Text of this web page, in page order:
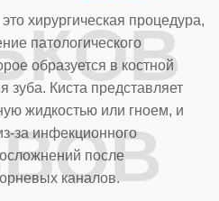
хирургическая процедура,
патологического
образуется в костной
зуба. Киста представляет
жидкостью или гноем, и
за инфекционного
после
каналов.